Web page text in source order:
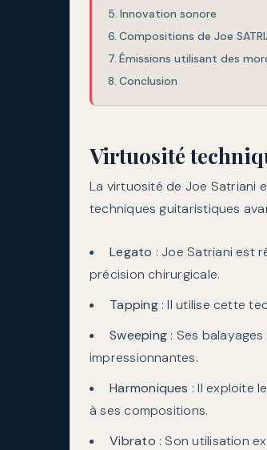
Innovation sonore
Compositions de Joe
Émissions utilisant des
Conclusion
Virtuosité
La virtuosité de Joe Satriani
techniques guitaristiques
Legato : Joe Satriani est
précision chirurgicale.
Tapping: Il utilise cette
Sweeping : Ses
impressionnantes.
Harmoniques : Il exploite
à ses compositions.
Vibrato : Son utilisation